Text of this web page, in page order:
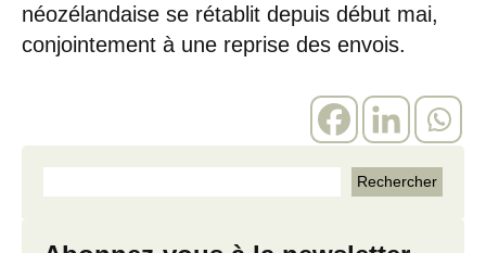
néozélandaise se rétablit depuis début mai,
conjointement à une reprise des envois.